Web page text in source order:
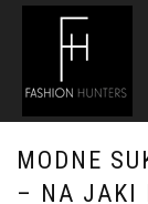
MODNE
– NA JAKI